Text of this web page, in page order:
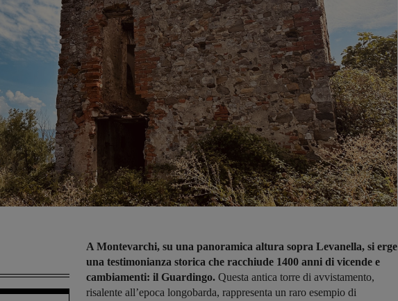
A Montevarchi, su una panoramica altura sopra Levanella, si erge
una testimonianza storica che racchiude 1400 anni di vicende e
cambiamenti: il Guardingo. Questa antica torre di avvistamento,
risalente all’epoca longobarda, rappresenta un raro esempio di